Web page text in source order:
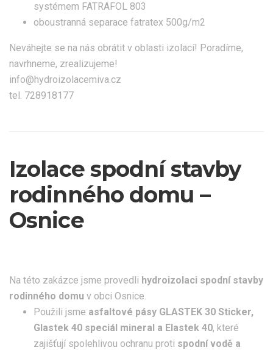
systémem FATRAFOL 803
oboustranná separace fatratex 500g/m2
Neváhejte se na nás obrátit v oblasti izolací! Poradíme,
navrhneme, zrealizujeme!
info@hydroizolacemiva.cz
tel. 728918177
Izolace spodní stavby
rodinného domu –
Osnice
Na této zakázce jsme provedli hydroizolaci spodní stavby
rodinného domu v obci Osnice.
Použili jsme asfaltové pásy GLASTEK 30 Sticker,
Glastek 40 speciál mineral a Elastek 40, které
zajišťují spolehlivou ochranu proti spodní vodě a